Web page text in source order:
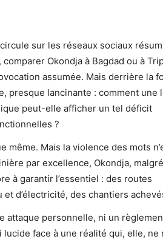
sur les réseaux sociaux
Okondja à Bagdad ou à
assumée. Mais derrière la
presque lancinante : comment une
peut-elle afficher un tel déficit
?
même. Mais la violence des mots
par excellence, Okondja, malgré
à garantir l’essentiel : des routes
d’électricité, des chantiers
attaque personnelle, ni un
lucide face à une réalité qui, elle, ne